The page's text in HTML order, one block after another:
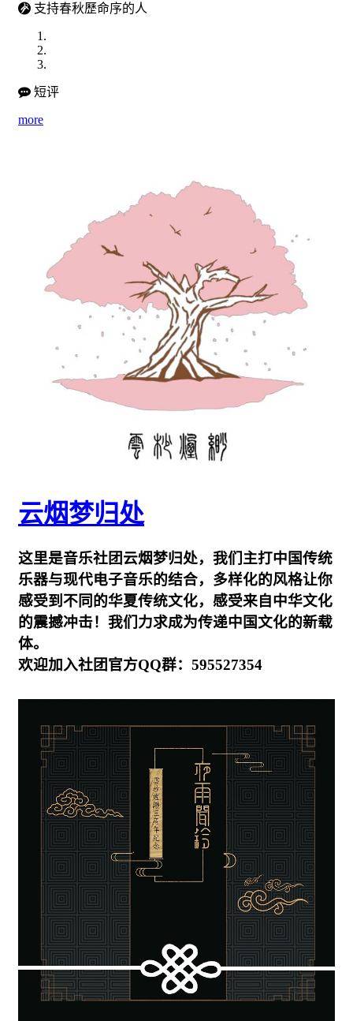
支持春秋歷命序的人
短评
more
云烟梦归处
这里是音乐社团云烟梦归处，我们主打中国传统
乐器与现代电子音乐的结合，多样化的风格让你
感受到不同的华夏传统文化，感受来自中华文化
的震撼冲击！我们力求成为传递中国文化的新载
体。
欢迎加入社团官方QQ群：595527354